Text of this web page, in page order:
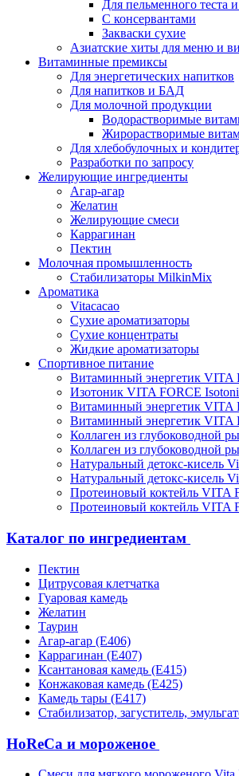
Для пельменного теста
С консервантами
Закваски сухие
Азиатские хиты для меню и
Витаминные премиксы
Для энергетических напитков
Для напитков и БАД
Для молочной продукции
Водорастворимые
Жирорастворимые
Для хлебобулочных и
Разработки по запросу
Желирующие ингредиенты
Агар-агар
Желатин
Желирующие смеси
Каррагинан
Пектин
Молочная промышленность
Стабилизаторы MilkinMix
Ароматика
Vitacacao
Сухие ароматизаторы
Сухие концентраты
Жидкие ароматизаторы
Спортивное питание
Витаминный энергетик VITA
Изотоник VITA FORCE
Витаминный энергетик VITA
Витаминный энергетик VITA
Коллаген из глубоководной
Коллаген из глубоководной
Натуральный детокс-кисель
Натуральный детокс-кисель
Протеиновый коктейль VITA
Протеиновый коктейль VITA
Каталог по ингредиентам
Пектин
Цитрусовая клетчатка
Гуаровая камедь
Желатин
Таурин
Агар-агар (Е406)
Каррагинан (Е407)
Ксантановая камедь (Е415)
Конжаковая камедь (Е425)
Камедь тары (Е417)
Стабилизатор, загуститель,
HoReCa и мороженое